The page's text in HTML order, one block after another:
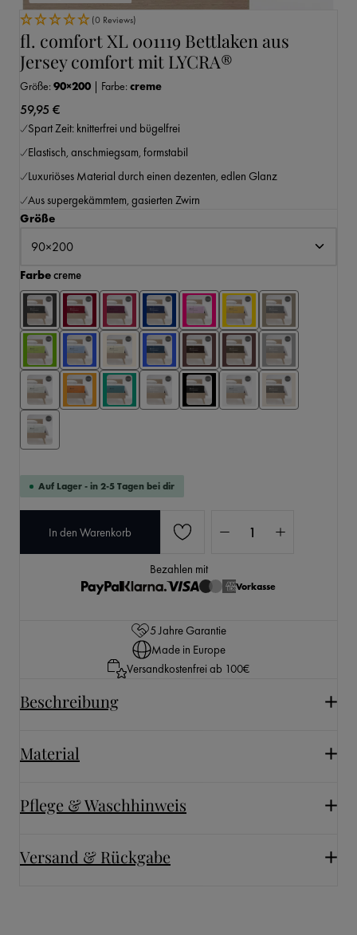
(0 Reviews)
fl. comfort XL 001119 Bettlaken aus
Jersey comfort mit LYCRA®
Größe: 90×200 | Farbe: creme
59,95 €
Spart Zeit: knitterfrei und bügelfrei
Elastisch, anschmiegsam, formstabil
Luxuriöses Material durch einen dezenten, edlen Glanz
Aus supergekämmtem, gasierten Zwirn
Größeauswählen
Farbeauswählen
creme
Auf Lager - in 2-5 Tagen bei dir
In den Warenkorb
Bezahlen mit
Vorkasse
5 Jahre Garantie
Made in Europe
Versandkostenfrei ab 100€
Beschreibung
Material
Pflege & Waschhinweis
Versand & Rückgabe